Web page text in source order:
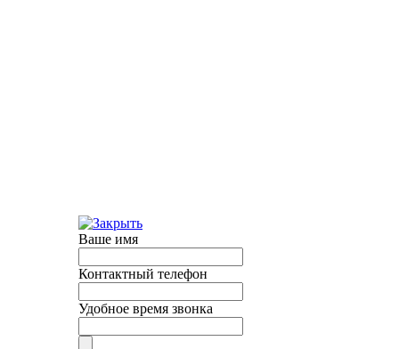
Ваше имя
Контактный телефон
Удобное время звонка